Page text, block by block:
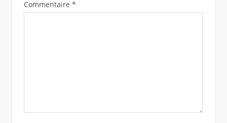
Commentaire *